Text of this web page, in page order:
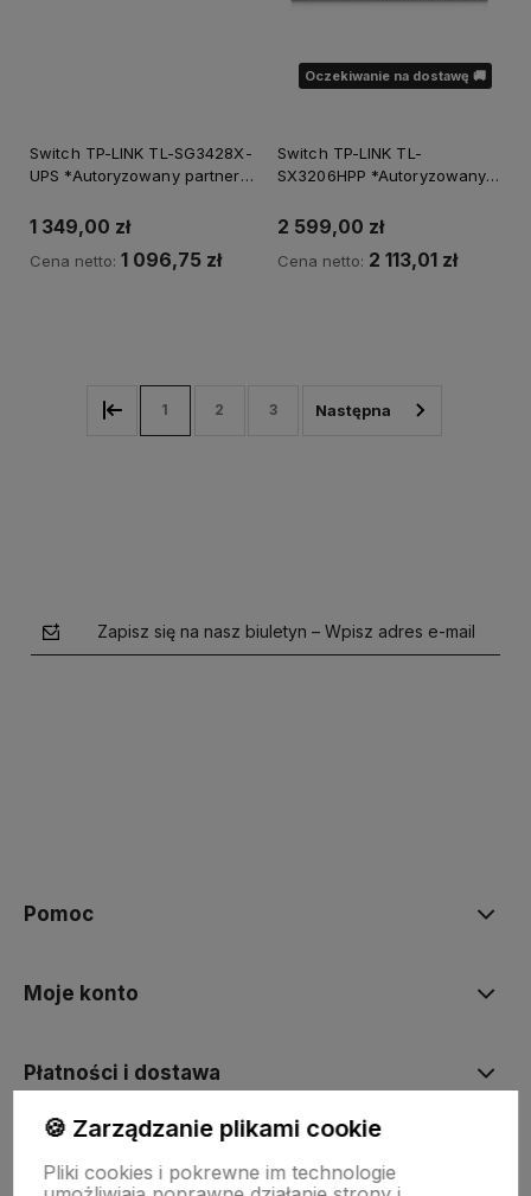
Switch TP-LINK TL-SG3428X-
UPS *Autoryzowany partner
1 349,00 zł
Cena netto: 1 096,75 zł
Oczekiwanie na dostawę 🚚
Switch TP-LINK TL-
SX3206HPP *Autoryzowany
2 599,00 zł
Cena netto: 2 113,01 zł
1 2 3
Zapisz się na nasz biuletyn – Wpisz adres e-mail
Pomoc
Moje konto
Płatności i dostawa
🍪 Zarządzanie plikami cookie
Pliki cookies i pokrewne im technologie